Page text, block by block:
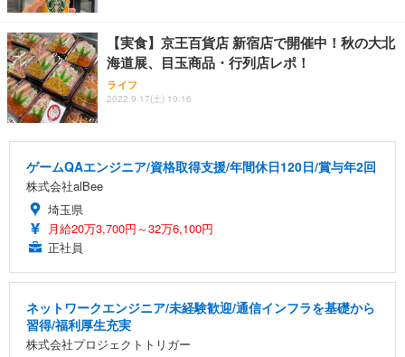
【実食】京王百貨店 新宿店で開催中！秋の大北
海道展、目玉商品・行列店レポ！
ライフ
2022.9.17(土) 10:16
ゲームQAエンジニア/資格取得支援/年間休日120日/賞与年2回
株式会社alBee
埼玉県
月給20万3,700円～32万6,100円
正社員
ネットワークエンジニア/未経験歓迎/通信インフラを基礎から
習得/福利厚生充実
株式会社プロジェクトトリガー